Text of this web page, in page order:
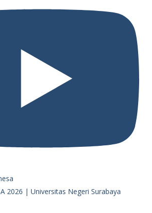
2026 | Universitas Negeri Surabaya